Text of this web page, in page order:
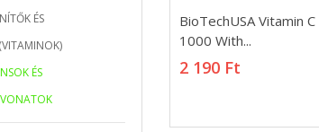
ÉS
ÉS
BioTechUSA Vitamin C
1000 With...
2 190 Ft
BioTechUSA Vitamin C
1000 With...
2 190 Ft